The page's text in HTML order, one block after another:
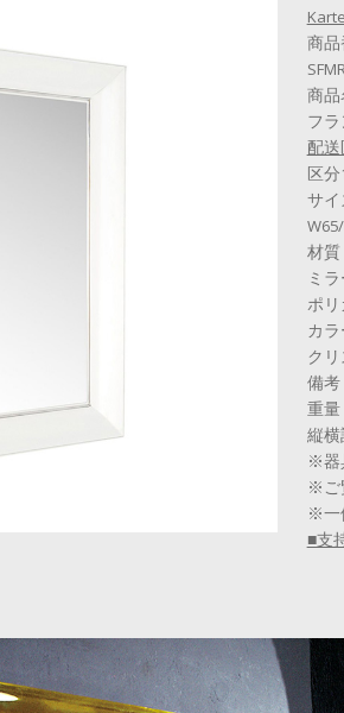
商品
商品
フ
配
区分
サイ
材質
ミ
ポ
カラ
ク
備考
重量
縦
※器
※ご
※一
■支